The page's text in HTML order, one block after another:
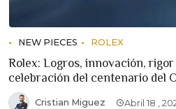
NEW PIECES ROLEX
Rolex: Logros, innovación,
celebración del centenario del
Cristian Miguez Abril 18 ,